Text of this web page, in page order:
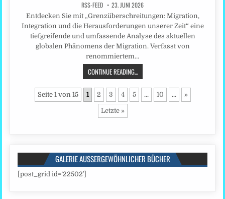
RSS-FEED 23. JUNI 2026
Entdecken Sie mit „Grenzüberschreitungen: Migration,
Integration und die Herausforderungen unserer Zeit“ eine
tiefgreifende und umfassende Analyse des aktuellen
globalen Phänomens der Migration. Verfasst von
renommiertem…
CONTINUE READING...
Seite 1 von 15 1 2 3 4 5 ... 10 ... »
Letzte »
GALERIE AUSSERGEWÖHNLICHER BÜCHER
[post_grid id=’22502′]